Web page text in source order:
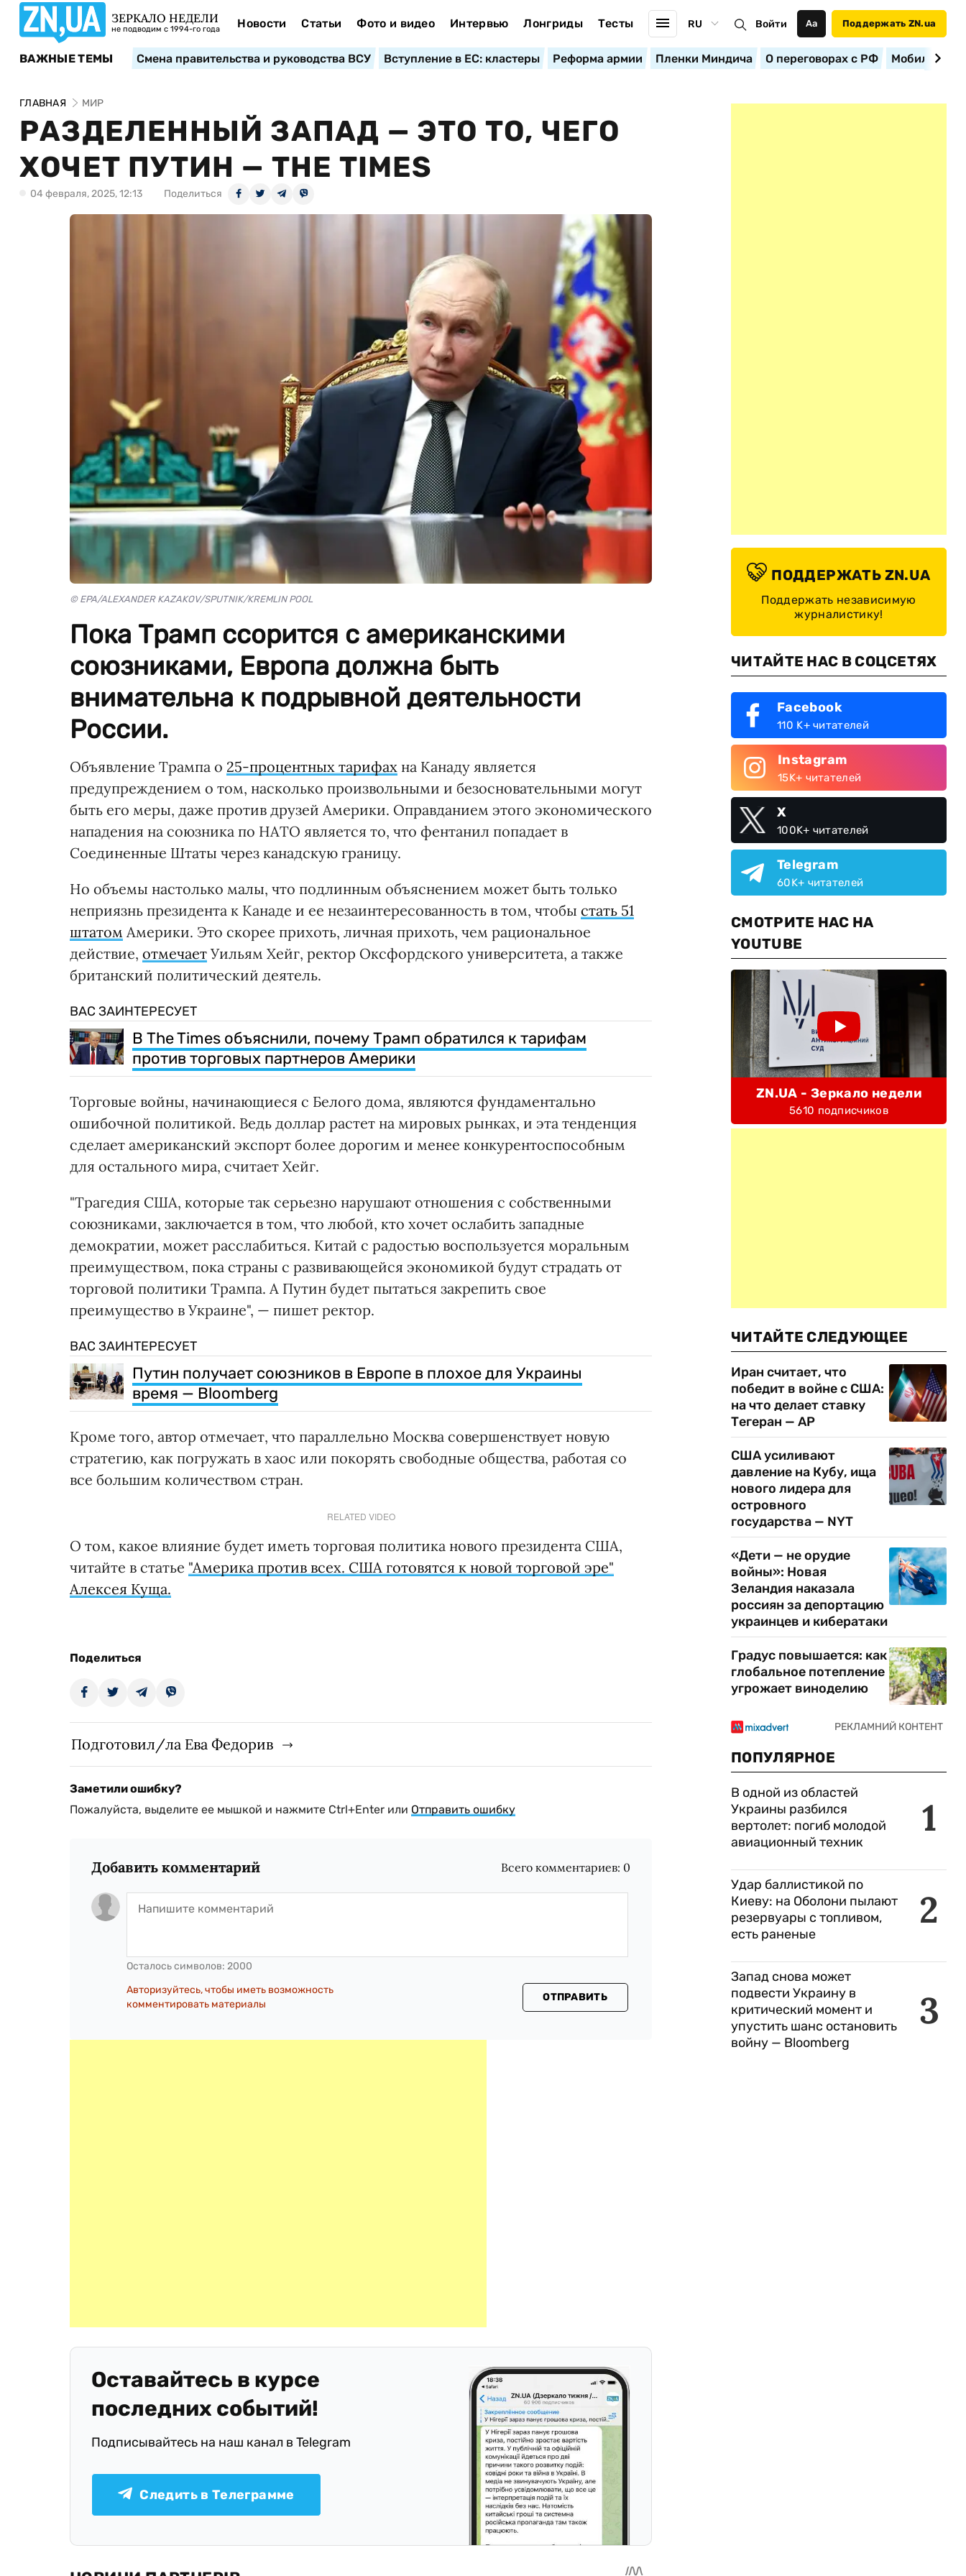
ЗЕРКАЛО НЕДЕЛИ
не подводим с 1994-го года Новости Статьи Фото и видео Интервью Лонгриды Тесты RU Войти Аа Поддержать ZN.ua
ВАЖНЫЕ ТЕМЫ Смена правительства и руководства ВСУ Вступление в ЕС: кластеры Реформа армии Пленки Миндича О переговорах с РФ
ГЛАВНАЯ МИР
РАЗДЕЛЕННЫЙ ЗАПАД — ЭТО ТО, ЧЕГО
ХОЧЕТ ПУТИН — THE TIMES
04 февраля, 2025, 12:13 Поделиться
© EPA/ALEXANDER KAZAKOV/SPUTNIK/KREMLIN POOL
Пока Трамп ссорится с американскими
союзниками, Европа должна быть
внимательна к подрывной деятельности
России.
Объявление Трампа о 25-процентных тарифах на Канаду является
предупреждением о том, насколько произвольными и безосновательными могут
быть его меры, даже против друзей Америки. Оправданием этого экономического
нападения на союзника по НАТО является то, что фентанил попадает в
Соединенные Штаты через канадскую границу.
Но объемы настолько малы, что подлинным объяснением может быть только
неприязнь президента к Канаде и ее незаинтересованность в том, чтобы стать 51
штатом Америки. Это скорее прихоть, личная прихоть, чем рациональное
действие, отмечает Уильям Хейг, ректор Оксфордского университета, а также
британский политический деятель.
ВАС ЗАИНТЕРЕСУЕТ
В The Times объяснили, почему Трамп обратился к тарифам
против торговых партнеров Америки
Торговые войны, начинающиеся с Белого дома, являются фундаментально
ошибочной политикой. Ведь доллар растет на мировых рынках, и эта тенденция
сделает американский экспорт более дорогим и менее конкурентоспособным
для остального мира, считает Хейг.
"Трагедия США, которые так серьезно нарушают отношения с собственными
союзниками, заключается в том, что любой, кто хочет ослабить западные
демократии, может расслабиться. Китай с радостью воспользуется моральным
преимуществом, пока страны с развивающейся экономикой будут страдать от
торговой политики Трампа. А Путин будет пытаться закрепить свое
преимущество в Украине", — пишет ректор.
ВАС ЗАИНТЕРЕСУЕТ
Путин получает союзников в Европе в плохое для Украины
время — Bloomberg
Кроме того, автор отмечает, что параллельно Москва совершенствует новую
стратегию, как погружать в хаос или покорять свободные общества, работая со
все большим количеством стран.
RELATED VIDEO
О том, какое влияние будет иметь торговая политика нового президента США,
читайте в статье "Америка против всех. США готовятся к новой торговой эре"
Алексея Куща.
Поделиться
Подготовил/ла Ева Федорив
Заметили ошибку?
Пожалуйста, выделите ее мышкой и нажмите Ctrl+Enter или Отправить ошибку
Добавить комментарий Всего комментариев: 0
Осталось символов: 2000
Авторизуйтесь, чтобы иметь возможность
комментировать материалы
ОТПРАВИТЬ
Оставайтесь в курсе
последних событий!
Подписывайтесь на наш канал в Telegram
Следить в Телеграмме
ПОДДЕРЖАТЬ ZN.UA
Поддержать независимую
журналистику!
ЧИТАЙТЕ НАС В СОЦСЕТЯХ
Facebook
110 K+ читателей
Instagram
15K+ читателей
X
100K+ читателей
Telegram
60K+ читателей
СМОТРИТЕ НАС НА
YOUTUBE
ZN.UA - Зеркало недели
5610 подписчиков
ЧИТАЙТЕ СЛЕДУЮЩЕЕ
Иран считает, что
победит в войне с США:
на что делает ставку
Тегеран — AP
США усиливают
давление на Кубу, ища
нового лидера для
островного
государства — NYT
«Дети — не орудие
войны»: Новая
Зеландия наказала
россиян за депортацию
украинцев и кибератаки
Градус повышается: как
глобальное потепление
угрожает виноделию
ПОПУЛЯРНОЕ
1
В одной из областей
Украины разбился
вертолет: погиб молодой
авиационный техник
2
Удар баллистикой по
Киеву: на Оболони пылают
резервуары с топливом,
есть раненые
3
Запад снова может
подвести Украину в
критический момент и
упустить шанс остановить
войну — Bloomberg